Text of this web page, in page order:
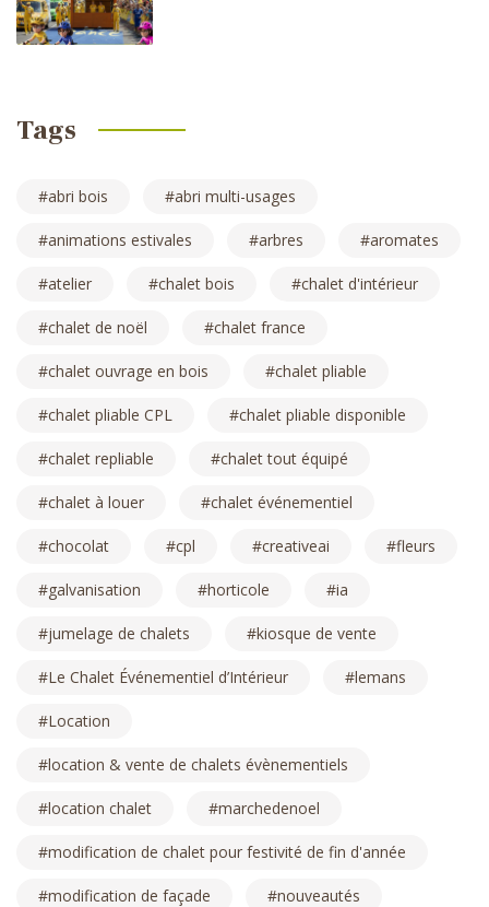
Tags
abri bois abri multi-usages
animations estivales arbres aromates
atelier chalet bois chalet d'intérieur
chalet de noël chalet france
chalet ouvrage en bois chalet pliable
chalet pliable CPL chalet pliable disponible
chalet repliable chalet tout équipé
chalet à louer chalet événementiel
chocolat cpl creativeai fleurs
galvanisation horticole ia
jumelage de chalets kiosque de vente
Le Chalet Événementiel d’Intérieur lemans
Location
location & vente de chalets évènementiels
location chalet marchedenoel
modification de chalet pour festivité de fin d'année
modification de façade nouveautés